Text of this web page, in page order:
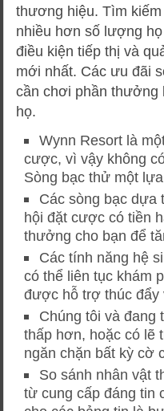
thương hiệu. Tìm
nhiều hơn số lượng
điều kiện tiếp thị và
mới nhất. Các ưu đãi
cần chơi phần thưởng
họ.
Wynn Resort là
cược, vì vậy không
Sòng bạc thử một
Các sòng bạc dựa
hội đặt cược có tiền
thưởng cho bạn để
Các tính năng hệ
có thể liên tục khám
được hỗ trợ thúc đẩy
Chúng tôi và
thấp hơn, hoặc có lẽ
ngăn chặn bất kỳ cờ
So sánh nhân vật
từ cung cấp đáng tin